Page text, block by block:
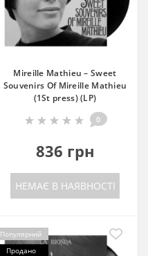
Mireille Mathieu – Sweet
Souvenirs Of Mireille Mathieu
(1St press) (LP)
0
836 грн
НЕМАЄ В НАЯВНОСТІ
Популярний
Продано